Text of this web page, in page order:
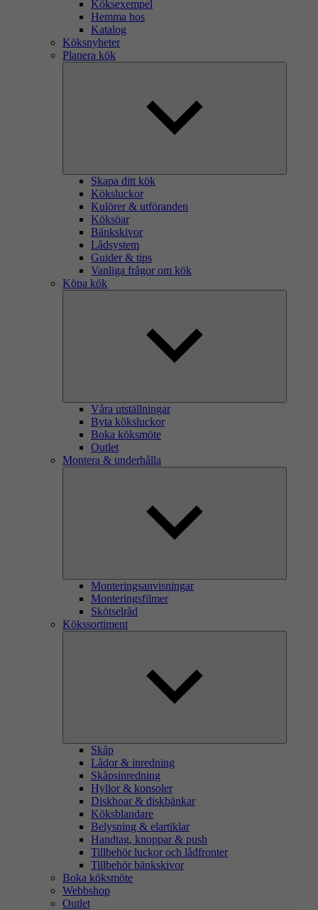
Köksexempel
Hemma hos
Katalog
Köksnyheter
Planera kök
Skapa ditt kök
Köksluckor
Kulörer & utföranden
Köksöar
Bänkskivor
Lådsystem
Guider & tips
Vanliga frågor om kök
Köpa kök
Våra utställningar
Byta köksluckor
Boka köksmöte
Outlet
Montera & underhålla
Monteringsanvisningar
Monteringsfilmer
Skötselråd
Kökssortiment
Skåp
Lådor & inredning
Skåpsinredning
Hyllor & konsoler
Diskhoar & diskbänkar
Köksblandare
Belysning & elartiklar
Handtag, knoppar & push
Tillbehör luckor och lådfronter
Tillbehör bänkskivor
Boka köksmöte
Webbshop
Outlet